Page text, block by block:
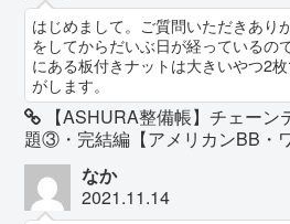
はじめまして。ご質問いただきあり
をしてからだいぶ日が経っているの
にある板付きナットは大きいやつ2
がします。
【ASHURA整備帳】チェー
題③・完結編【アメリカンBB・
なか
2021.11.14